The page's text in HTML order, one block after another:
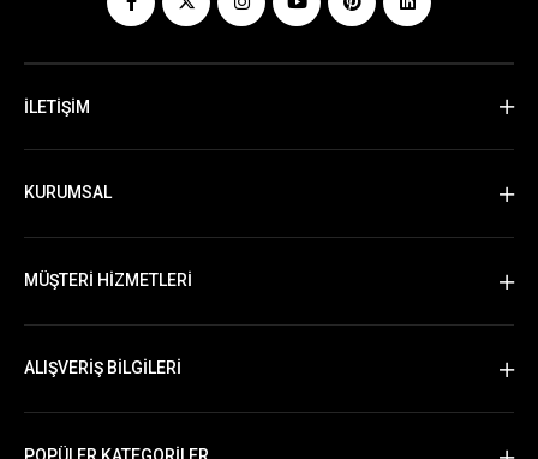
İLETİŞİM
KURUMSAL
MÜŞTERİ HİZMETLERİ
ALIŞVERİŞ BİLGİLERİ